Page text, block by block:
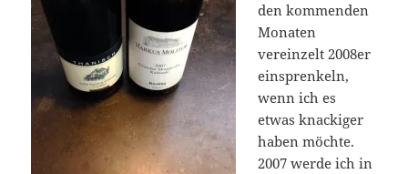
den kommenden
Monaten
vereinzelt 2008er
einsprenkeln,
wenn ich es
etwas knackiger
haben möchte.
2007 werde ich in